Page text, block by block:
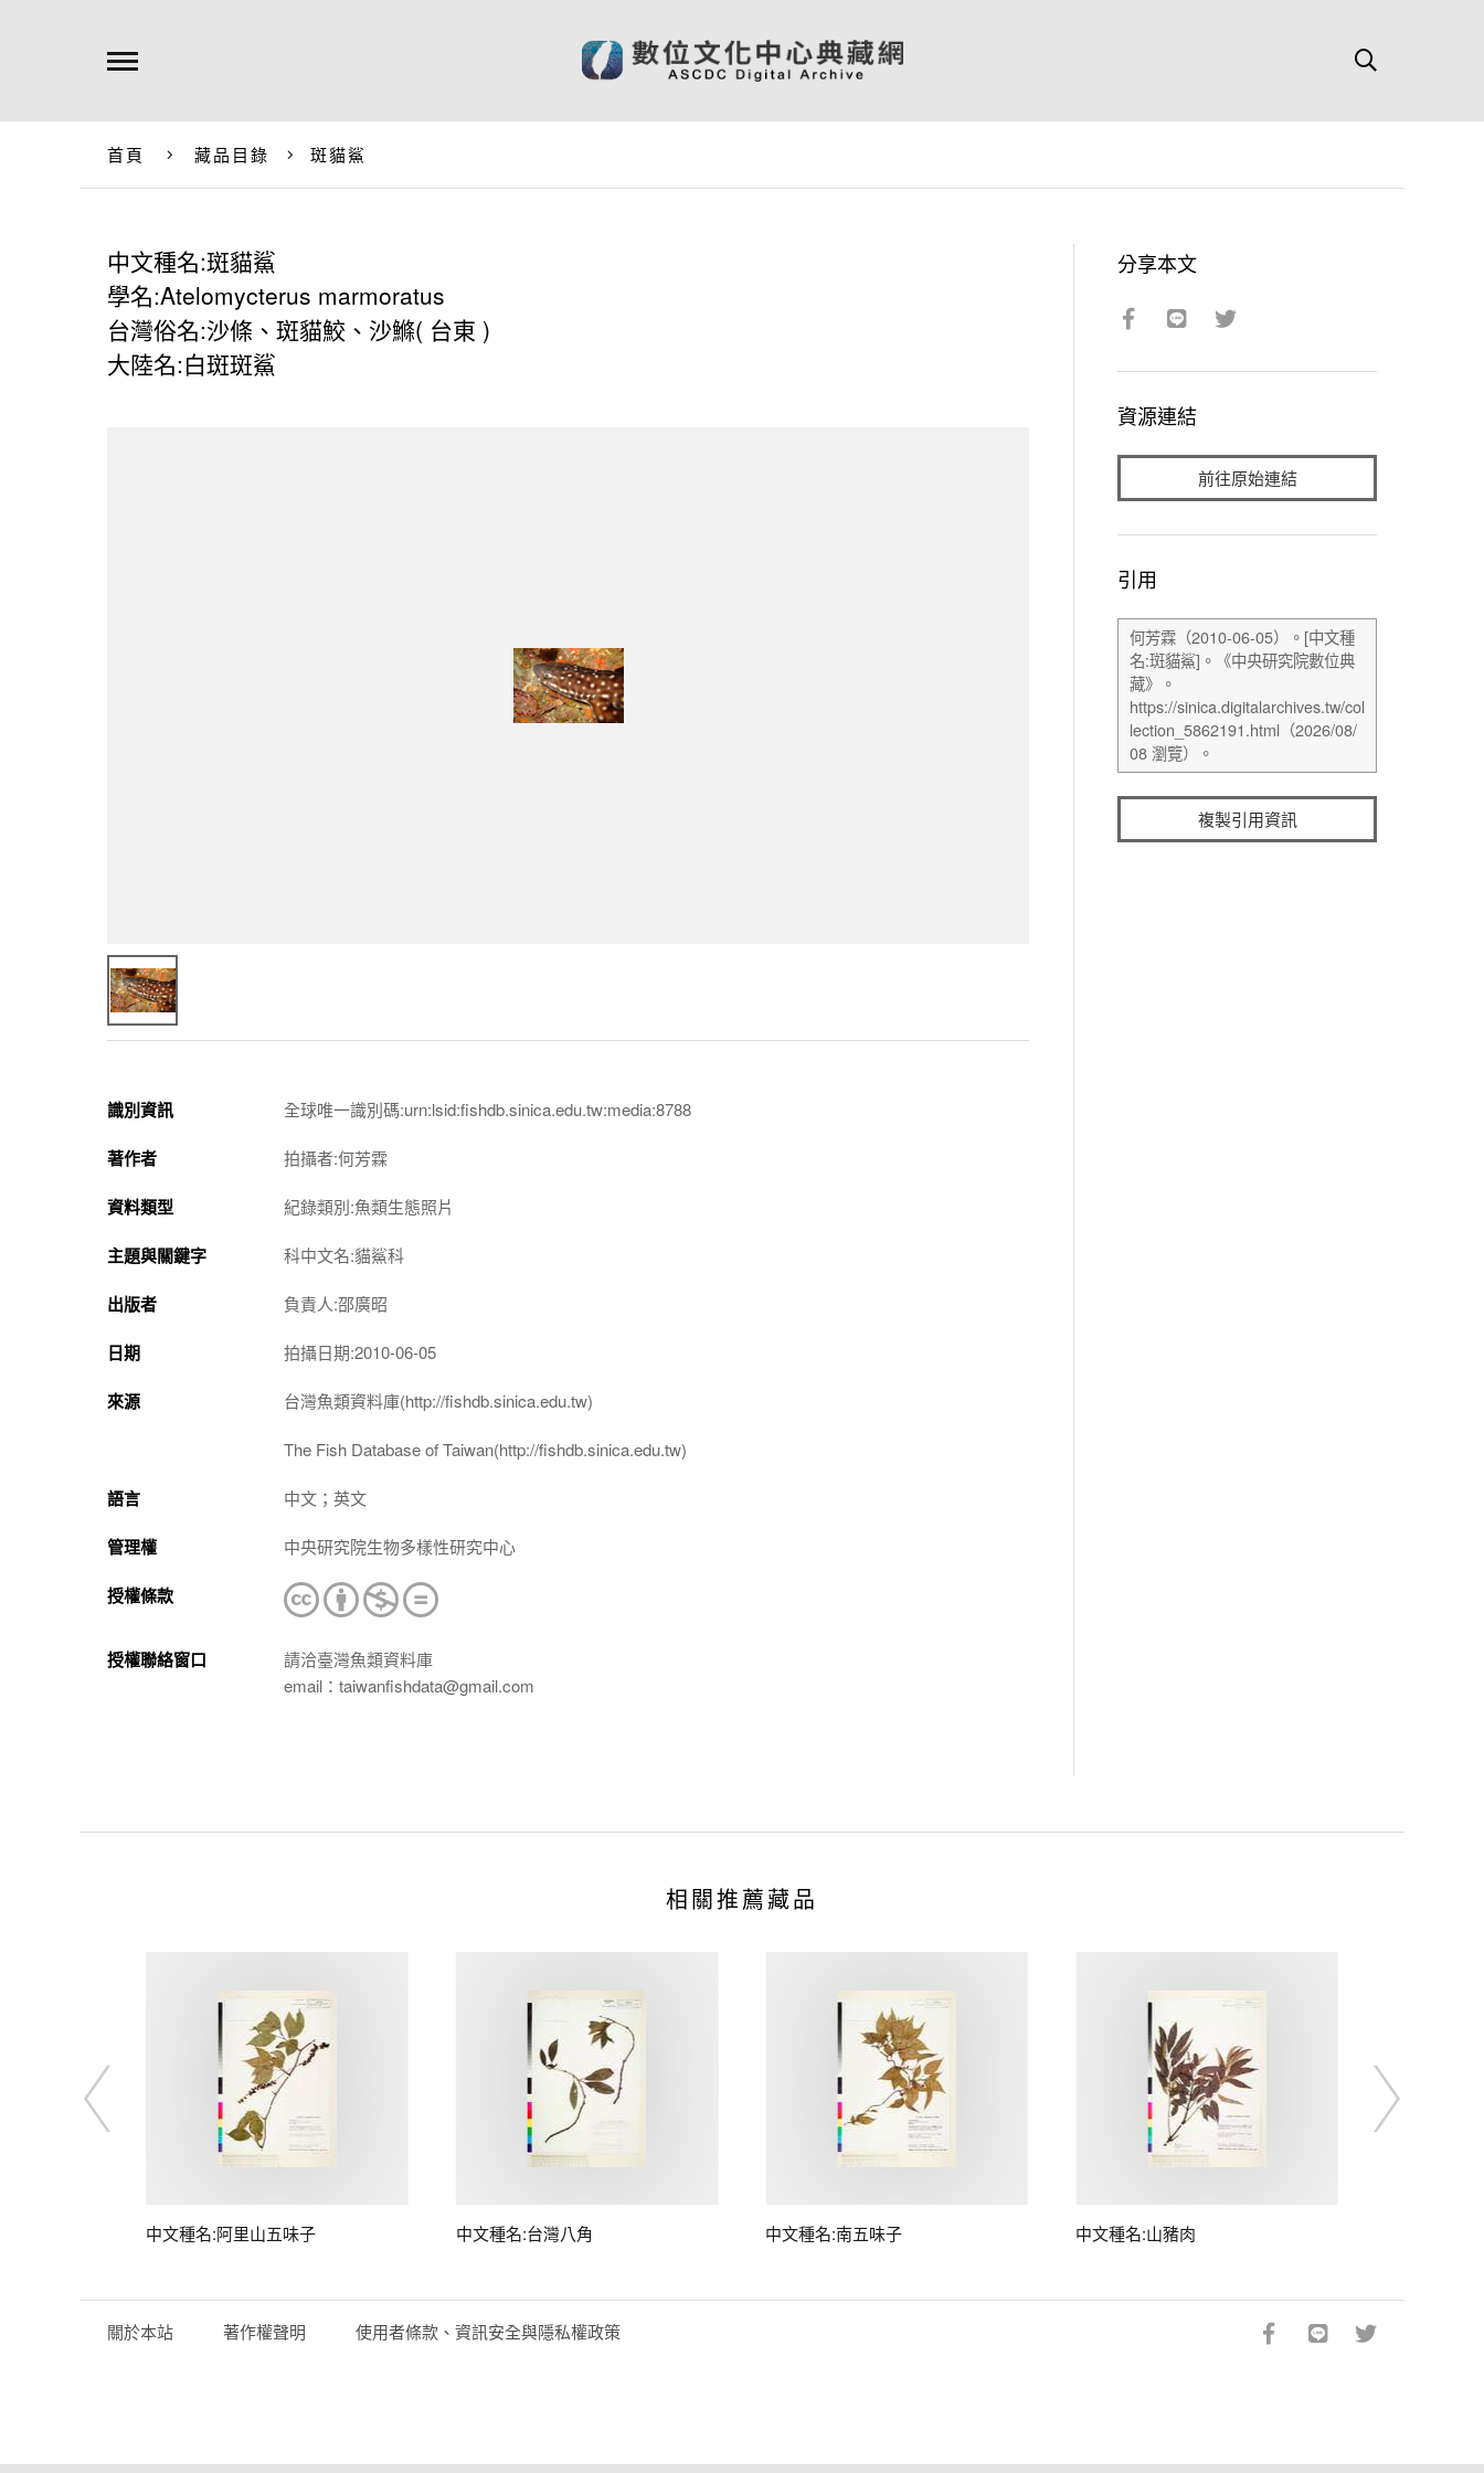
首頁 藏品目錄 斑貓鯊
中文種名:斑貓鯊
學名:Atelomycterus marmoratus
台灣俗名:沙條、斑貓鮫、沙鰷( 台東 )
大陸名:白斑斑鯊
識別資訊 全球唯一識別碼:urn:lsid:fishdb.sinica.edu.tw:media:8788
著作者 拍攝者:何芳霖
資料類型 紀錄類別:魚類生態照片
主題與關鍵字 科中文名:貓鯊科
出版者 負責人:邵廣昭
日期 拍攝日期:2010-06-05
來源 台灣魚類資料庫(http://fishdb.sinica.edu.tw)
The Fish Database of Taiwan(http://fishdb.sinica.edu.tw)
語言 中文；英文
管理權 中央研究院生物多樣性研究中心
授權條款
授權聯絡窗口
請洽臺灣魚類資料庫
email：taiwanfishdata@gmail.com
分享本文
資源連結
前往原始連結
引用
複製引用資訊
相關推薦藏品
中文種名:阿里山五味子 中文種名:台灣八角 中文種名:南五味子 中文種名:山豬肉
關於本站 著作權聲明 使用者條款、資訊安全與隱私權政策